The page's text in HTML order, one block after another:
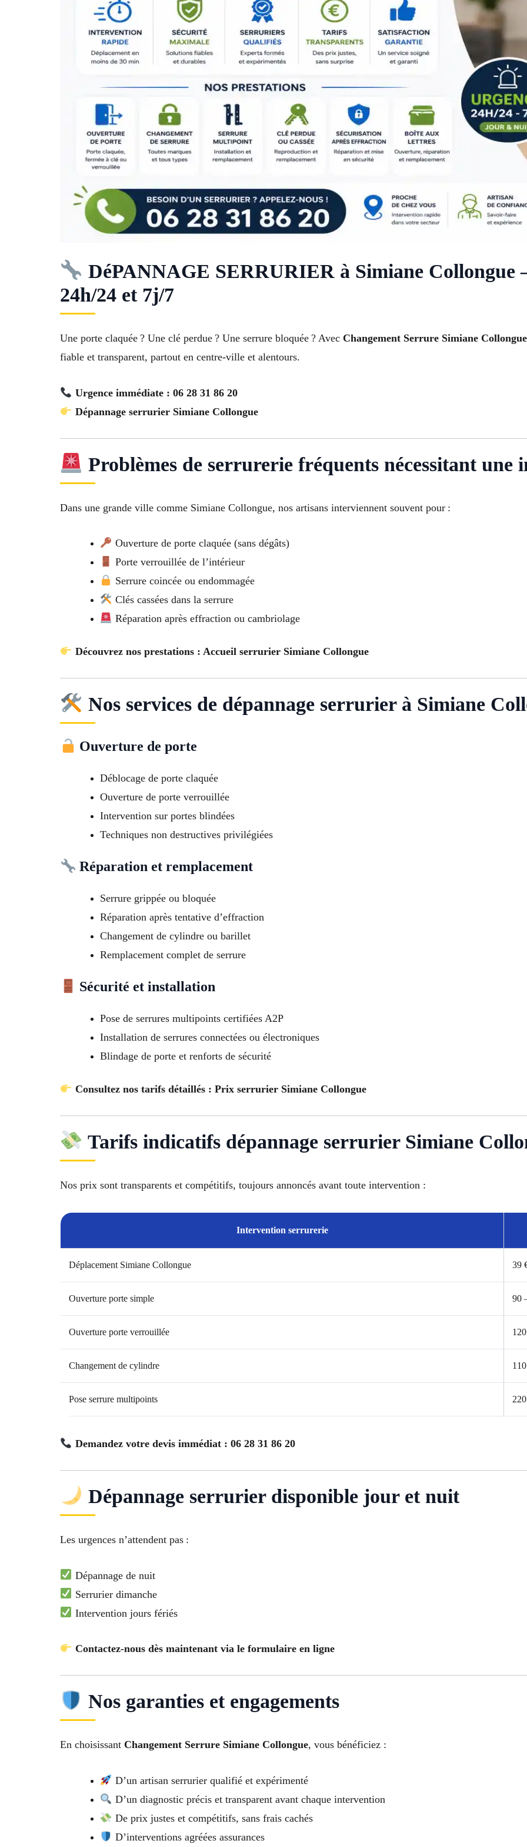
DéPANNAGE SERRURIER à Simiane Collongue
24h/24 et 7j/7
Une porte claquée ? Une clé perdue ? Une serrure bloquée ? Avec Changement Serrure Simiane Collongue
fiable et transparent, partout en centre-ville et alentours.
Urgence immédiate : 06 28 31 86 20
Dépannage serrurier Simiane Collongue
Problèmes de serrurerie fréquents nécessitant une
Dans une grande ville comme Simiane Collongue, nos artisans interviennent souvent pour :
Ouverture de porte claquée (sans dégâts)
Porte verrouillée de l’intérieur
Serrure coincée ou endommagée
Clés cassées dans la serrure
Réparation après effraction ou cambriolage
Découvrez nos prestations : Accueil serrurier Simiane Collongue
Nos services de dépannage serrurier à Simiane
Ouverture de porte
Déblocage de porte claquée
Ouverture de porte verrouillée
Intervention sur portes blindées
Techniques non destructives privilégiées
Réparation et remplacement
Serrure grippée ou bloquée
Réparation après tentative d’effraction
Changement de cylindre ou barillet
Remplacement complet de serrure
Sécurité et installation
Pose de serrures multipoints certifiées A2P
Installation de serrures connectées ou électroniques
Blindage de porte et renforts de sécurité
Consultez nos tarifs détaillés : Prix serrurier Simiane Collongue
Tarifs indicatifs dépannage serrurier Simiane
Nos prix sont transparents et compétitifs, toujours annoncés avant toute intervention :
Intervention serrurerie
Déplacement Simiane Collongue 39
Ouverture porte simple 90
Ouverture porte verrouillée
Changement de cylindre
Pose serrure multipoints
Demandez votre devis immédiat : 06 28 31 86 20
Dépannage serrurier disponible jour et nuit
Les urgences n’attendent pas :
Dépannage de nuit
Serrurier dimanche
Intervention jours fériés
Contactez-nous dès maintenant via le formulaire en ligne
Nos garanties et engagements
En choisissant Changement Serrure Simiane Collongue, vous bénéficiez :
D’un artisan serrurier qualifié et expérimenté
D’un diagnostic précis et transparent avant chaque intervention
De prix justes et compétitifs, sans frais cachés
D’interventions agréées assurances